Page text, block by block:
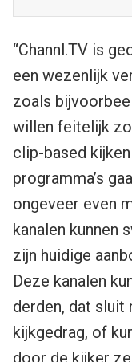
“Channl.TV is
een wezenlijk
zoals
willen feitelijk
clip-based
programma’s
ongeveer even
kanalen kunnen
zijn huidige
Deze kanalen
derden, dat sluit
kijkgedrag, of